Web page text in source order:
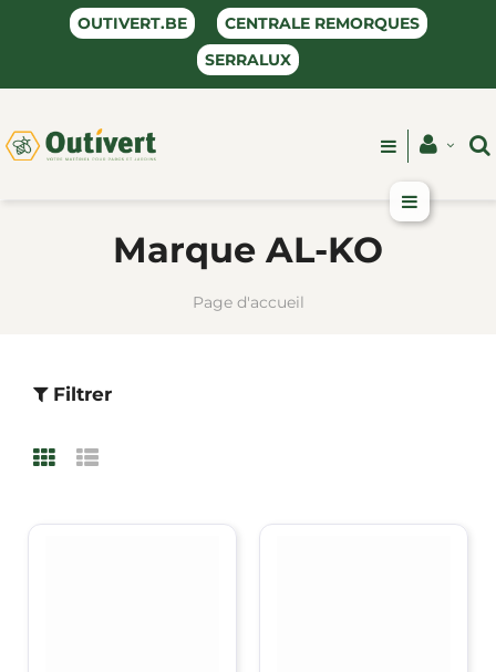
OUTIVERT.BE
CENTRALE REMORQUES
SERRALUX
Marque AL-KO
Page d'accueil
Filtrer